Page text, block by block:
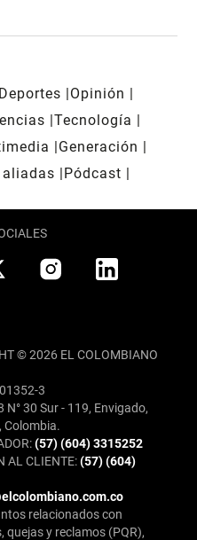
Deportes
Opinión
Tecnología
Generación
aliadas
Pódcast
© 2026 EL COLOMBIANO
3
N° 30 Sur - 119, Envigado,
Colombia.
(57) (604) 3315252
AL CLIENTE:(57) (604)
relacionados con
quejas y reclamos (PQR),